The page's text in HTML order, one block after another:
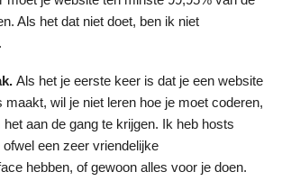
Als het dat niet doet, ben ik niet
Als het je eerste keer is dat je een website
maakt, wil je niet leren hoe je moet coderen,
aan de gang te krijgen. Ik heb hosts
een zeer vriendelijke
hebben, of gewoon alles voor je doen.